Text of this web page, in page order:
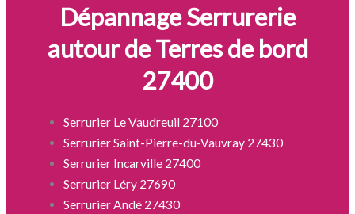
Dépannage Serrurerie
autour de Terres de bord
27400
Serrurier Le Vaudreuil 27100
Serrurier Saint-Pierre-du-Vauvray 27430
Serrurier Incarville 27400
Serrurier Léry 27690
Serrurier Andé 27430